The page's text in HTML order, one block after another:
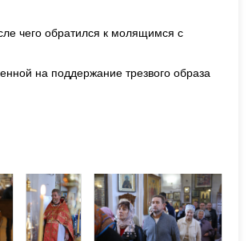
чего обратился к молящимся с
на поддержание трезвого образа